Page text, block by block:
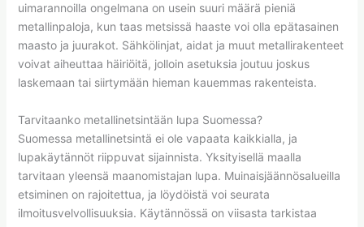
uimarannoilla ongelmana on usein suuri määrä pieniä
metallinpaloja, kun taas metsissä haaste voi olla epätasainen
maasto ja juurakot. Sähkölinjat, aidat ja muut metallirakenteet
voivat aiheuttaa häiriöitä, jolloin asetuksia joutuu joskus
laskemaan tai siirtymään hieman kauemmas rakenteista.
Tarvitaanko metallinetsintään lupa Suomessa?
Suomessa metallinetsintä ei ole vapaata kaikkialla, ja
lupakäytännöt riippuvat sijainnista. Yksityisellä maalla
tarvitaan yleensä maanomistajan lupa. Muinaisjäännösalueilla
etsiminen on rajoitettua, ja löydöistä voi seurata
ilmoitusvelvollisuuksia. Käytännössä on viisasta tarkistaa